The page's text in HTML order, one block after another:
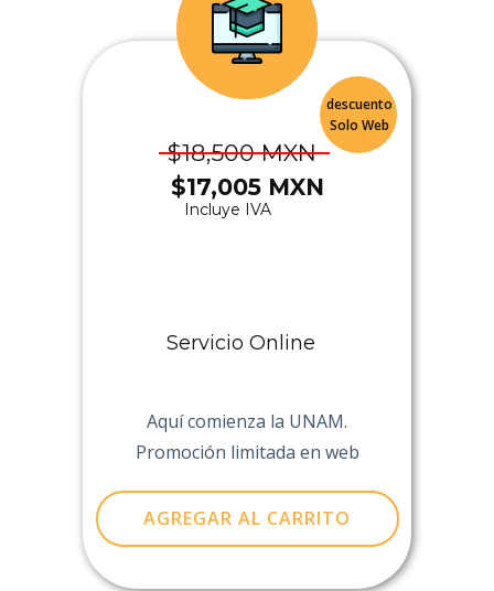
descuento
Solo Web
$​18,500 MXN
$​17,005 MXN
Incluye IVA
Servicio Online
Aquí comienza la UNAM.
Promoción limitada en web
AGREGAR AL CARRITO